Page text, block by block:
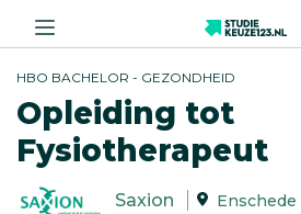
HBO BACHELOR - GEZONDHEID
Opleiding tot
Fysiotherapeut
Saxion Enschede